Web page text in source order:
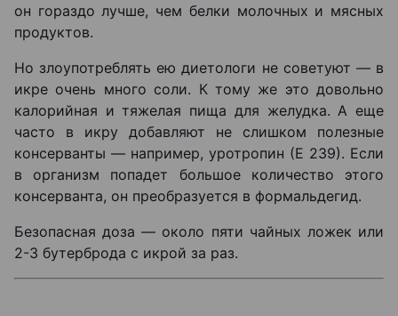
он гораздо лучше, чем белки молочных и мясных
продуктов.
Но злоупотреблять ею диетологи не советуют — в
икре очень много соли. К тому же это довольно
калорийная и тяжелая пища для желудка. А еще
часто в икру добавляют не слишком полезные
консерванты — например, уротропин (Е 239). Если
в организм попадет большое количество этого
консерванта, он преобразуется в формальдегид.
Безопасная доза — около пяти чайных ложек или
2-3 бутерброда с икрой за раз.